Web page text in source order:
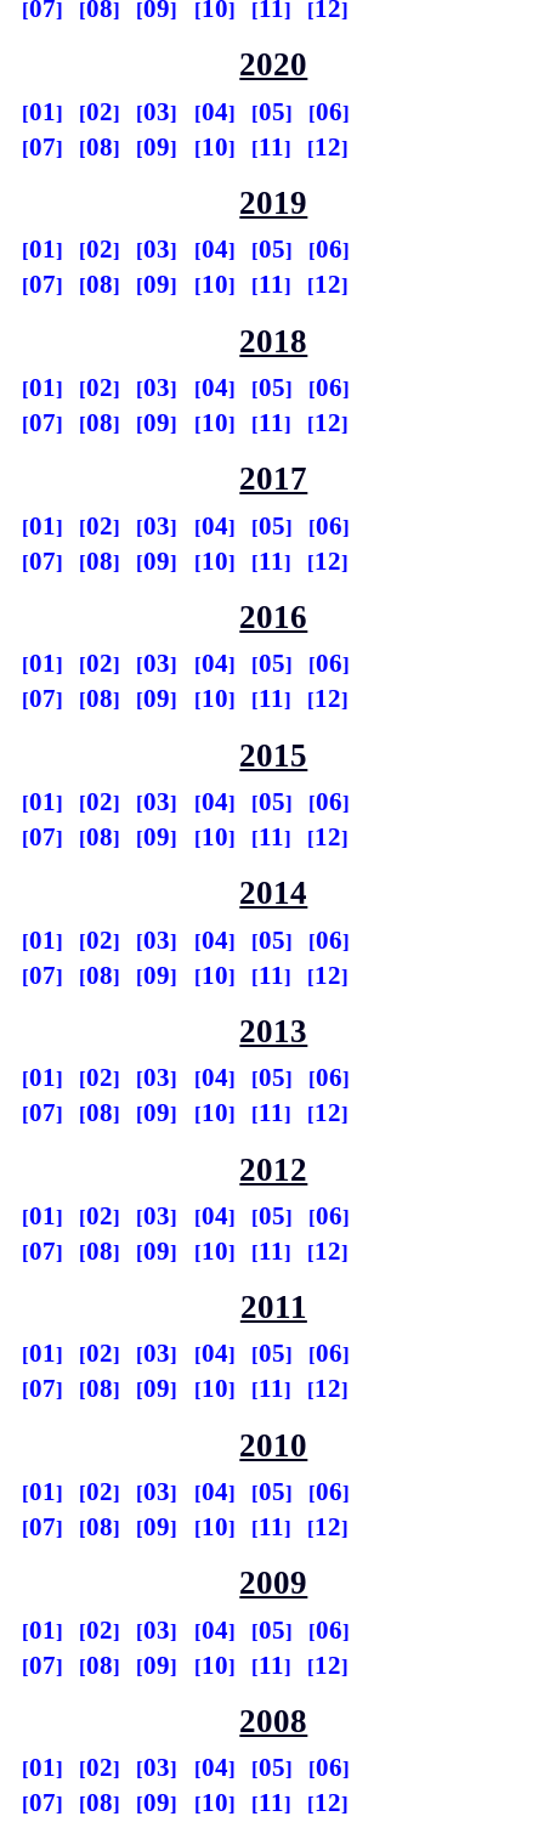
07 08 09 10 11 12
2020
01 02 03 04 05
06
07
08 09 10 11 12
2019
01 02 03 04 05
06
07
08 09 10 11 12
2018
01 02 03 04 05
06
07
08 09 10 11 12
2017
01 02 03 04 05
06
07
08 09 10 11 12
2016
01 02 03 04 05
06
07
08 09 10 11 12
2015
01 02 03 04 05
06
07
08 09 10 11 12
2014
01 02 03 04 05
06
07
08 09 10 11 12
2013
01 02 03 04 05
06
07
08 09 10 11 12
2012
01 02 03 04 05
06
07
08 09 10 11 12
2011
01 02 03 04 05
06
07
08 09 10 11 12
2010
01 02 03 04 05
06
07
08 09 10 11 12
2009
01 02 03 04 05
06
07
08 09 10 11 12
2008
01 02 03 04 05
06
07
08 09 10 11 12